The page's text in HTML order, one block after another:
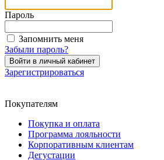
Пароль
Запомнить меня
Забыли пароль?
Зарегистрироваться
Покупателям
Покупка и оплата
Программа лояльности
Корпоративным клиентам
Дегустации